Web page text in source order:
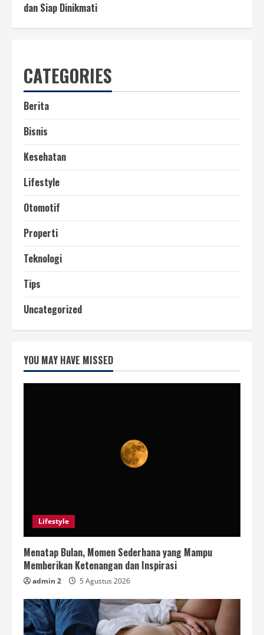
dan Siap Dinikmati
CATEGORIES
Berita
Bisnis
Kesehatan
Lifestyle
Otomotif
Properti
Teknologi
Tips
Uncategorized
YOU MAY HAVE MISSED
Lifestyle
Menatap Bulan, Momen Sederhana yang Mampu
Memberikan Ketenangan dan Inspirasi
admin 2 5 Agustus 2026